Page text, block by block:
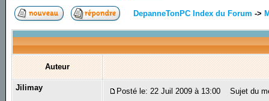
DepanneTonPC Index du Forum ->
Auteur
Jilimay Posté le: 22 Juil 2009 à 13:00 Sujet du